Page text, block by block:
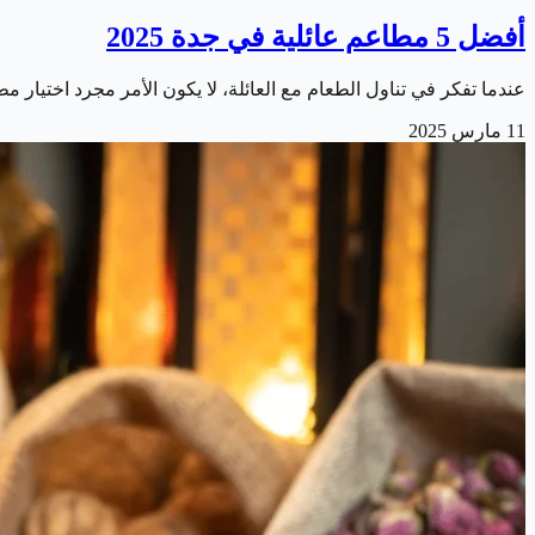
أفضل 5 مطاعم عائلية في جدة 2025
عندما تفكر في تناول الطعام مع العائلة، لا يكون الأمر مجرد
11 مارس 2025